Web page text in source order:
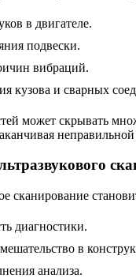
в двигателе.
подвески.
вибраций.
кузова и сварных
может скрывать
сканирование
диагностики.
в
анализа.